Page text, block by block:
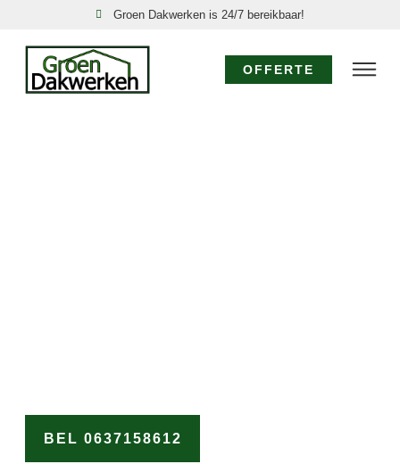
Groen Dakwerken is 24/7 bereikbaar!
OFFERTE
BEL 0637158612